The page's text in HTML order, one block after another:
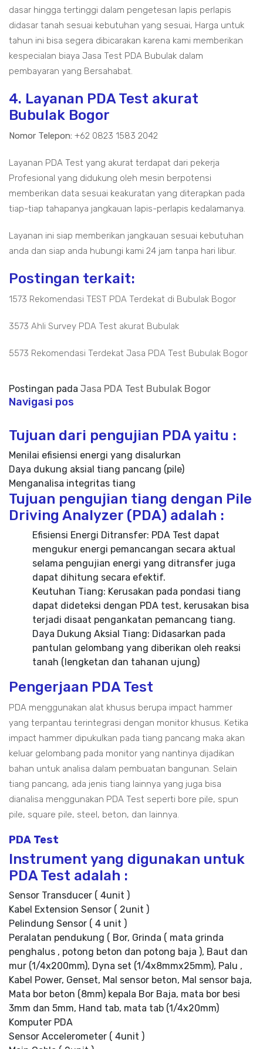
dasar hingga tertinggi dalam pengetesan lapis perlapis
didasar tanah sesuai kebutuhan yang sesuai, Harga untuk
tahun ini bisa segera dibicarakan karena kami memberikan
kespecialan biaya Jasa Test PDA Bubulak dalam
pembayaran yang Bersahabat.
4. Layanan PDA Test akurat
Bubulak Bogor
Nomor Telepon: +62 0823 1583 2042
Layanan PDA Test yang akurat terdapat dari pekerja
Profesional yang didukung oleh mesin berpotensi
memberikan data sesuai keakuratan yang diterapkan pada
tiap-tiap tahapanya jangkauan lapis-perlapis kedalamanya.
Layanan ini siap memberikan jangkauan sesuai kebutuhan
anda dan siap anda hubungi kami 24 jam tanpa hari libur.
Postingan terkait:
1573 Rekomendasi TEST PDA Terdekat di Bubulak Bogor
3573 Ahli Survey PDA Test akurat Bubulak
5573 Rekomendasi Terdekat Jasa PDA Test Bubulak Bogor
Postingan pada Jasa PDA Test Bubulak Bogor
Navigasi pos
Tujuan dari pengujian PDA yaitu :
Menilai efisiensi energi yang disalurkan
Daya dukung aksial tiang pancang (pile)
Menganalisa integritas tiang
Tujuan pengujian tiang dengan Pile
Driving Analyzer (PDA) adalah :
Efisiensi Energi Ditransfer: PDA Test dapat
mengukur energi pemancangan secara aktual
selama pengujian energi yang ditransfer juga
dapat dihitung secara efektif.
Keutuhan Tiang: Kerusakan pada pondasi tiang
dapat dideteksi dengan PDA test, kerusakan bisa
terjadi disaat pengankatan pemancang tiang.
Daya Dukung Aksial Tiang: Didasarkan pada
pantulan gelombang yang diberikan oleh reaksi
tanah (lengketan dan tahanan ujung)
Pengerjaan PDA Test
PDA menggunakan alat khusus berupa impact hammer
yang terpantau terintegrasi dengan monitor khusus. Ketika
impact hammer dipukulkan pada tiang pancang maka akan
keluar gelombang pada monitor yang nantinya dijadikan
bahan untuk analisa dalam pembuatan bangunan. Selain
tiang pancang, ada jenis tiang lainnya yang juga bisa
dianalisa menggunakan PDA Test seperti bore pile, spun
pile, square pile, steel, beton, dan lainnya.
PDA Test
Instrument yang digunakan untuk
PDA Test adalah :
Sensor Transducer ( 4unit )
Kabel Extension Sensor ( 2unit )
Pelindung Sensor ( 4 unit )
Peralatan pendukung ( Bor, Grinda ( mata grinda
penghalus , potong beton dan potong baja ), Baut dan
mur (1/4x200mm), Dyna set (1/4x8mmx25mm), Palu ,
Kabel Power, Genset, Mal sensor beton, Mal sensor baja,
Mata bor beton (8mm) kepala Bor Baja, mata bor besi
3mm dan 5mm, Hand tab, mata tab (1/4x20mm)
Komputer PDA
Sensor Accelerometer ( 4unit )